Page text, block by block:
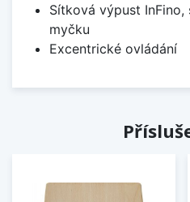
Sítková výpust
myčku
Excentrické ovládání